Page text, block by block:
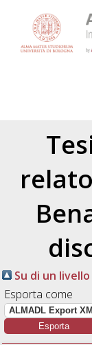
Su di un livello
Esporta come